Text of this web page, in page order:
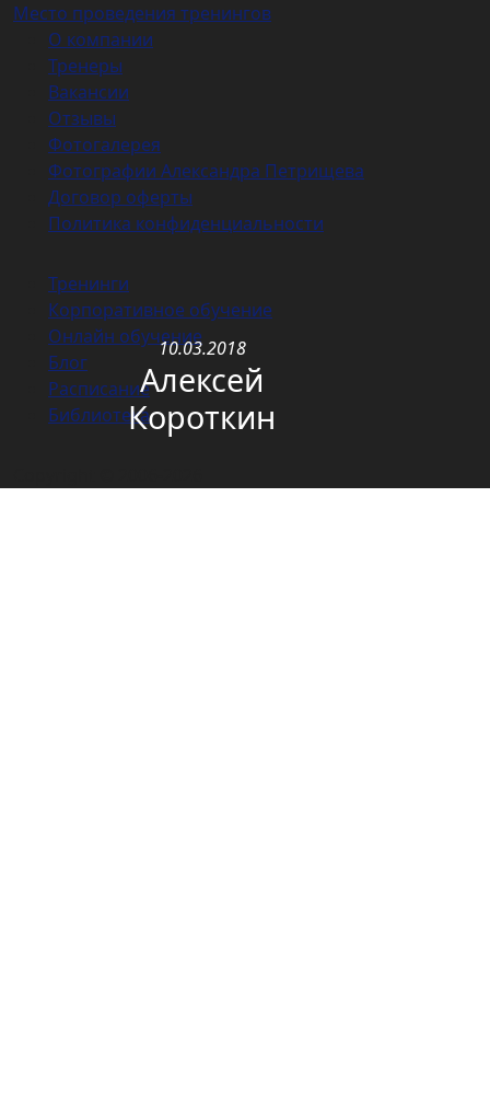
10.03.2018
Алексей
Короткин
Место проведения тренингов
О компании
Тренеры
Вакансии
Отзывы
Фотогалерея
Фотографии Александра Петрищева
Договор оферты
Политика конфиденциальности
Тренинги
Корпоративное обучение
Онлайн обучение
Блог
Расписание
Библиотека